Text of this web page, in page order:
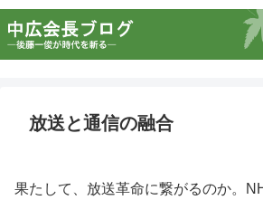
放送と通信の融合
果たして、放送革命に繋がるのか。